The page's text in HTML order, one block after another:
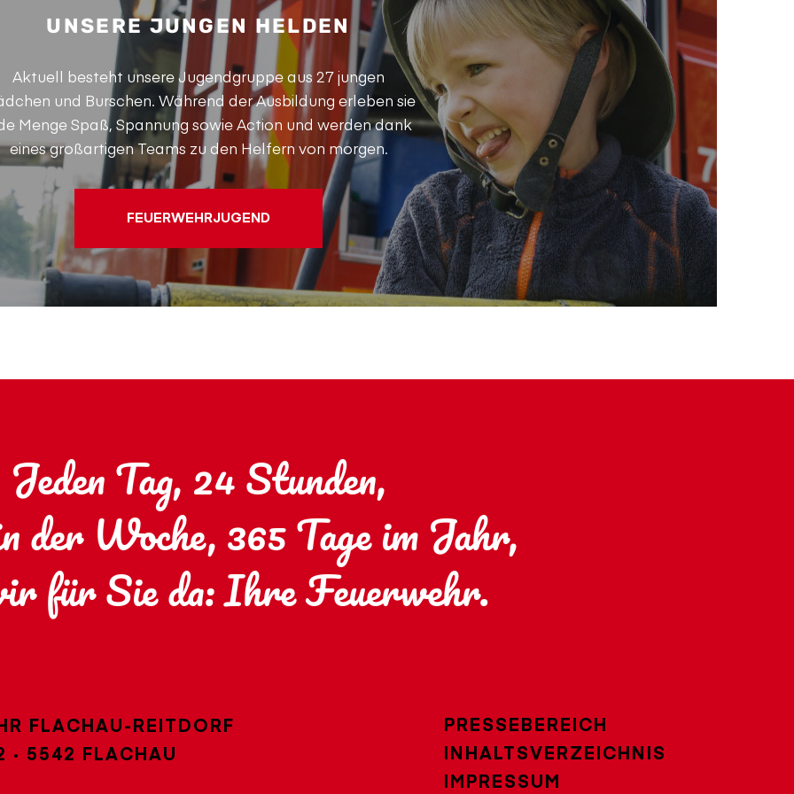
UNSERE JUNGEN HELDEN
Aktuell besteht unsere Jugendgruppe aus 27 jungen
und Burschen. Während der Ausbildung erleben sie
Menge Spaß, Spannung sowie Action und werden dank
eines großartigen Teams zu den Helfern von morgen.
FEUERWEHRJUGEND
Jeden Tag, 24 Stunden,
der Woche, 365 Tage im Jahr,
für Sie da: Ihre Feuerwehr.
FLACHAU-REITDORF
· 5542 FLACHAU
PRESSEBEREICH
INHALTSVERZEICHNIS
IMPRESSUM